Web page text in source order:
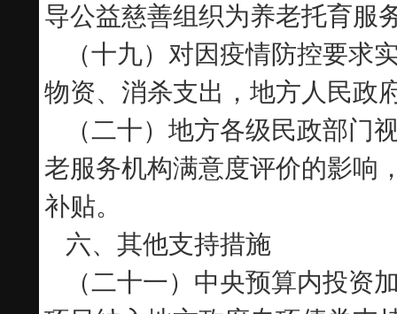
导公益慈善组织为养老托育服
（十九）对因疫情防控要求
物资、消杀支出，地方人民政
（二十）地方各级民政部门
老服务机构满意度评价的影响
补贴。
六、其他支持措施
（二十一）中央预算内投资